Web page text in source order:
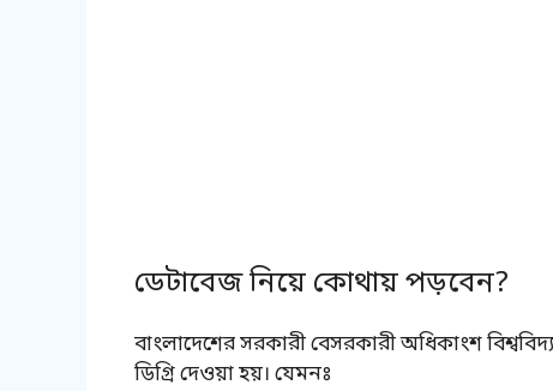
ডেটাবেজ নিয়ে কোথায় পড়বেন?
বাংলাদেশের সরকারী বেসরকারী অধিকাংশ
ডিগ্রি দেওয়া হয়। যেমনঃ